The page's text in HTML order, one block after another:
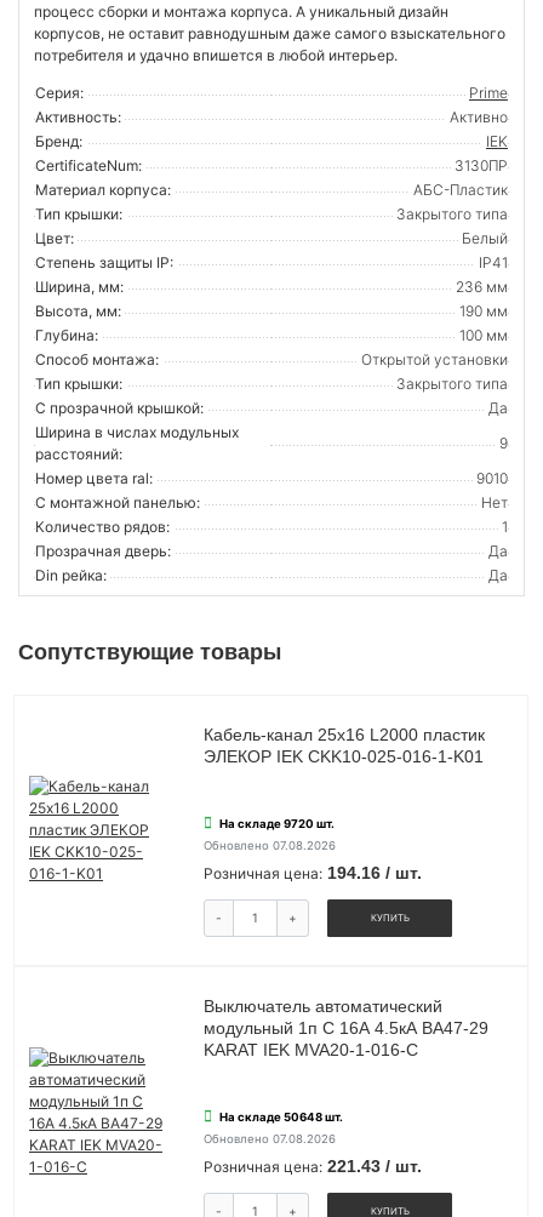
процесс сборки и монтажа корпуса. А уникальный дизайн
корпусов, не оставит равнодушным даже самого взыскательного
потребителя и удачно впишется в любой интерьер.
Серия:
Prime
Активность:
Активно
Бренд:
IEK
CertificateNum:
3130ПР
Материал корпуса:
АБС-Пластик
Тип крышки:
Закрытого типа
Цвет:
Белый
Степень защиты IP:
IP41
Ширина, мм:
236 мм
Высота, мм:
190 мм
Глубина:
100 мм
Способ монтажа:
Открытой установки
Тип крышки:
Закрытого типа
С прозрачной крышкой:
Да
Ширина в числах модульных
расстояний:
9
Номер цвета ral:
9010
С монтажной панелью:
Нет
Количество рядов:
1
Прозрачная дверь:
Да
Din рейка:
Да
Сопутствующие товары
Кабель-канал 25х16 L2000 пластик
ЭЛЕКОР IEK CKK10-025-016-1-K01
На складе 9720 шт.
Обновлено 07.08.2026
Розничная цена: 194.16 / шт.
- + КУПИТЬ
Выключатель автоматический
модульный 1п C 16А 4.5кА ВА47-29
KARAT IEK MVA20-1-016-C
На складе 50648 шт.
Обновлено 07.08.2026
Розничная цена: 221.43 / шт.
- + КУПИТЬ